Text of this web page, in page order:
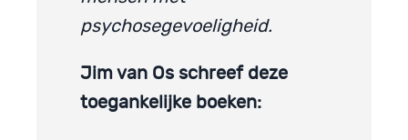
psychosegevoeligheid.
Jim van Os schreef deze
toegankelijke boeken: